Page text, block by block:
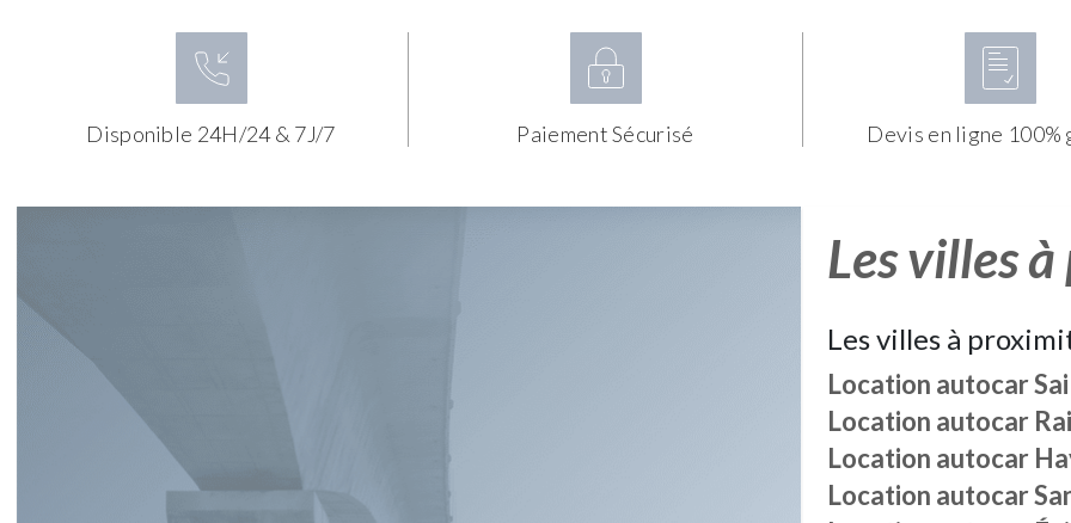
Disponible 24H/24 & 7J/7 Paiement Sécurisé Devis en ligne
Les villes
Les villes à
Location autocar
Location autocar
Location autocar
Location autocar